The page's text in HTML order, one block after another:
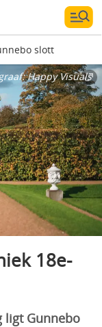
slott
Happy Visuals
18e-
ligt Gunnebo